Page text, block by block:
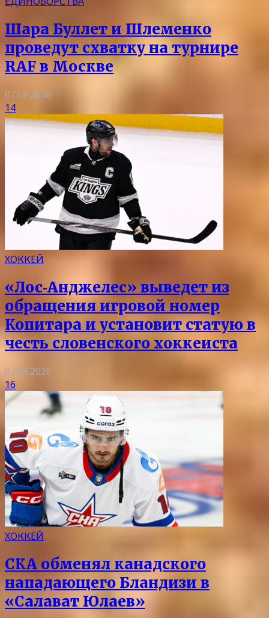
Шара Буллет и Шлеменко
проведут схватку на турнире
RAF в Москве
07.08.2026
14
ХОККЕЙ
«Лос‑Анджелес» выведет из
обращения игровой номер
Копитара и установит статую в
честь словенского хоккеиста
07.08.2026
16
ХОККЕЙ
СКА обменял канадского
нападающего Бландизи в
«Салават Юлаев»